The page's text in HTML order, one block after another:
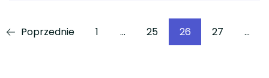
Stronicowanie
Poprzednie Strona
1 … Strona
25 Strona
26 Strona
27 …